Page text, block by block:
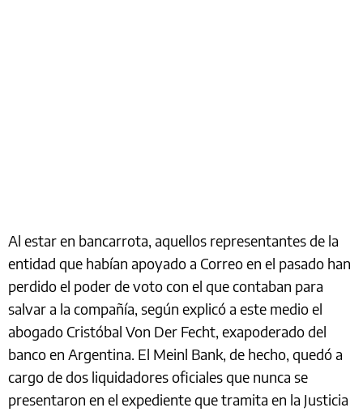
Al estar en bancarrota, aquellos representantes de la
entidad que habían apoyado a Correo en el pasado han
perdido el poder de voto con el que contaban para
salvar a la compañía, según explicó a este medio el
abogado Cristóbal Von Der Fecht, exapoderado del
banco en Argentina. El Meinl Bank, de hecho, quedó a
cargo de dos liquidadores oficiales que nunca se
presentaron en el expediente que tramita en la Justicia